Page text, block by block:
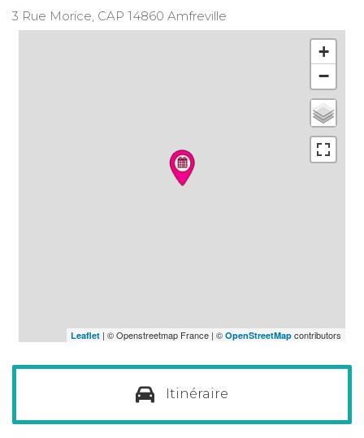
3 Rue Morice, CAP 14860 Amfreville
+
−
Leaflet | © Openstreetmap France | © OpenStreetMap contributors
Itinéraire